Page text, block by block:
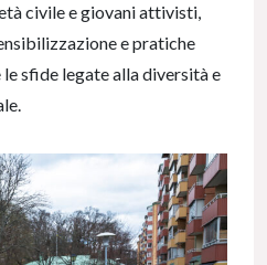
civile e giovani attivisti,
e pratiche
sfide legate alla diversità e